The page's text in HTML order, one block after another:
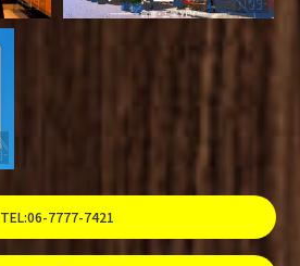
TEL:06-7777-7421